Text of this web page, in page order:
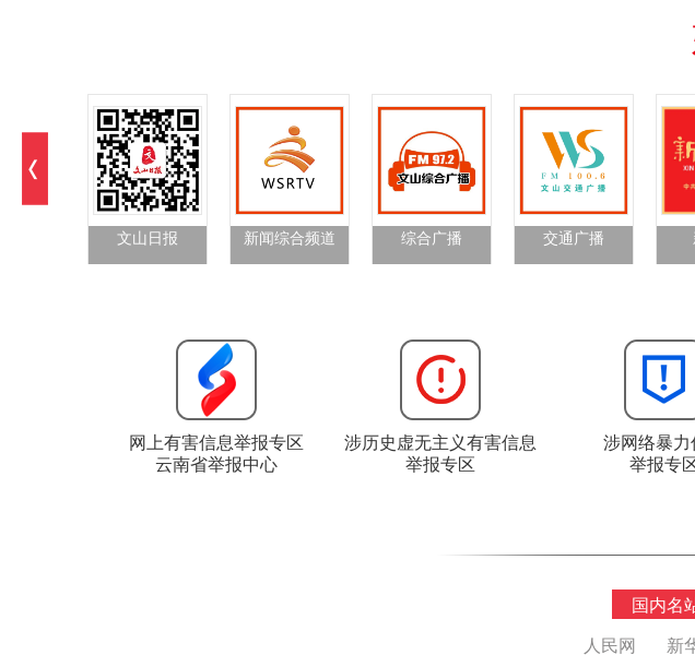
文山日报 新闻综合频道 综合广播 交通广播
网上有害信息举报专区
云南省举报中心
涉历史虚无主义有害信息
举报专区
涉网络暴力
举报专
国内名
人民网
新